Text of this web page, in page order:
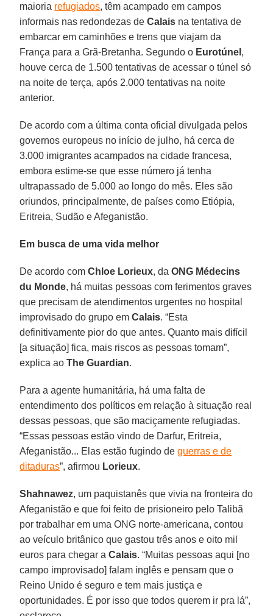
maioria refugiados, têm acampado em campos
informais nas redondezas deCalais na tentativa de
embarcar em caminhões e trens que viajam da
França para a Grã-Bretanha. Segundo o Eurotúnel ,
houve cerca de 1.500 tentativas de acessar o túnel só
na noite de terça, após 2.000 tentativas na noite
anterior.
De acordo com a última conta oficial divulgada pelos
governos europeus no início de julho, há cerca de
3.000 imigrantes acampados na cidade francesa,
embora estime-se que esse número já tenha
ultrapassado de 5.000 ao longo do mês. Eles são
oriundos, principalmente, de países como Etiópia,
Eritreia, Sudão e Afeganistão.
Em busca de uma vida melhor
De acordo comChloe Lorieux, daONG Médecins
du Monde, há muitas pessoas com ferimentos graves
que precisam de atendimentos urgentes no hospital
improvisado do grupo emCalais. “Esta
definitivamente pior do que antes. Quanto mais difícil
[a situação] fica, mais riscos as pessoas tomam”,
explica aoThe Guardian.
Para a agente humanitária, há uma falta de
entendimento dos políticos em relação à situação real
dessas pessoas, que são maciçamente refugiadas.
“Essas pessoas estão vindo de Darfur, Eritreia,
Afeganistão... Elas estão fugindo deguerras e de
ditaduras”, afirmou Lorieux.
Shahnawez, um paquistanês que vivia na fronteira do
Afeganistão e que foi feito de prisioneiro pelo Talibã
por trabalhar em uma ONG norte-americana, contou
ao veículo britânico que gastou três anos e oito mil
euros para chegar aCalais. “Muitas pessoas aqui [no
campo improvisado] falam inglês e pensam que o
Reino Unido é seguro e tem mais justiça e
oportunidades. É por isso que todos querem ir pra lá”,